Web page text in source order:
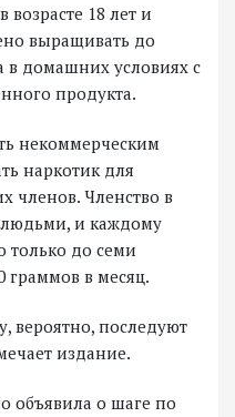
18 лет и
выращивать до
в домашних условиях с
продукта.
некоммерческим
наркотик для
членов. Членство в
людьми, и каждому
только до семи
граммов в месяц.
вероятно, последуют
издание.
объявила о шаге по